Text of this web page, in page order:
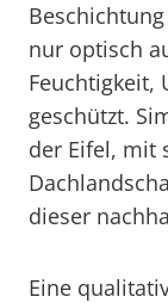
nur optisch
Feuchtigkeit,
geschützt.
der Eifel, mit
dieser
Eine